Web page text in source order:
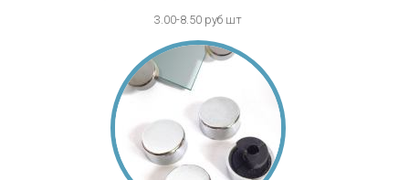
3.00-8.50 руб шт